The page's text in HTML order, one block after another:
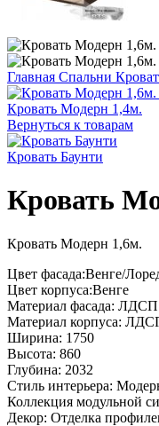
Главная Спальни
Кровать Модерн 1,4м.
Вернуться к товарам
Кровать Баунти
Кровать
Кровать Модерн 1,6м.
Цвет фасада:Венге/
Цвет корпуса:Венге
Материал фасада: ЛДСП
Материал корпуса:
Ширина: 1750
Высота: 860
Глубина: 2032
Стиль интерьера:
Коллекция модульной
Декор: Отделка